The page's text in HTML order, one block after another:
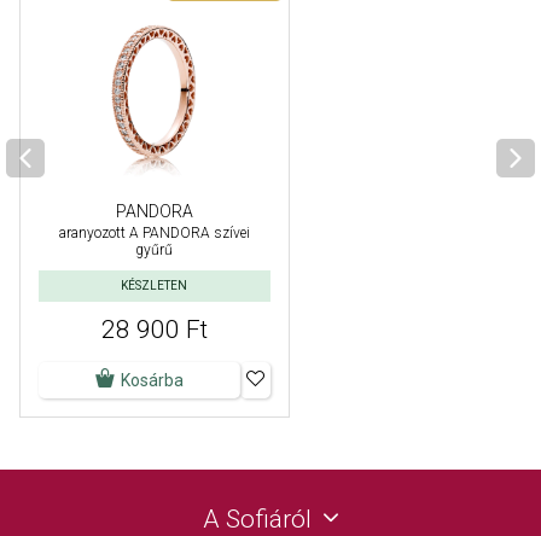
PANDORA
aranyozott A PANDORA szívei
gyűrű
KÉSZLETEN
28 900 Ft
Kosárba
A Sofiáról